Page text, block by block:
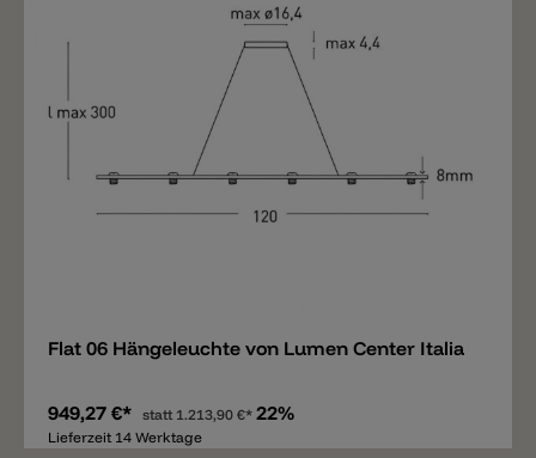
Flat 06 Hängeleuchte von Lumen Center Italia
949,27 €* statt 1.213,90 €* 22%
Lieferzeit 14 Werktage